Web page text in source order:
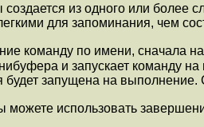
из одного или более
для запоминания, чем
команду по имени, сначала
и запускает команду
будет запущена на выполнение.
использовать